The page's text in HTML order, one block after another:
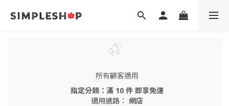
所有顧客適用
指定分類：滿 10 件 即享免運
適用通路： 網店